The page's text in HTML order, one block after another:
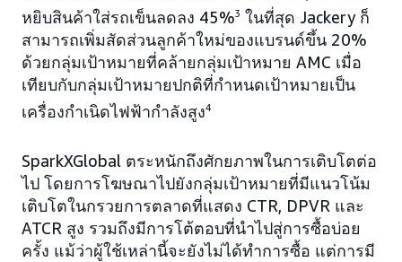
หยิบสินค้าใส่รถเข็นลดลง 45%3 ในที่สุด Jackery ก็
สามารถเพิ่มสัดส่วนลูกค้าใหม่ของแบรนด์ขึ้น 20%
ด้วยกลุ่มเป้าหมายที่คล้ายกลุ่มเป้าหมาย AMC เมื่อ
เทียบกับกลุ่มเป้าหมายปกติที่กำหนดเป้าหมายเป็น
เครื่องกำเนิดไฟฟ้ากำลังสูง4
SparkXGlobal ตระหนักถึงศักยภาพในการเติบโตต่อ
ไป โดยการโฆษณาไปยังกลุ่มเป้าหมายที่มีแนวโน้ม
เติบโตในกรวยการตลาดที่แสดง CTR, DPVR และ
ATCR สูง รวมถึงมีการโต้ตอบที่นำไปสู่การซื้อบ่อย
ครั้ง แม้ว่าผู้ใช้เหล่านี้จะยังไม่ได้ทำการซื้อ แต่การมี